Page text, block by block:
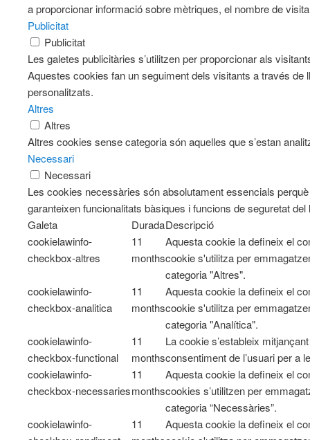
a proporcionar informació sobre mètriques, el nombre de
Publicitat
Publicitat
Les galetes publicitàries s’utilitzen per proporcionar als
Aquestes cookies fan un seguiment dels visitants a través
personalitzats.
Altres
Altres
Altres cookies sense categoria són aquelles que s’estan
Necessari
Necessari
Les cookies necessàries són absolutament essencials
garanteixen funcionalitats bàsiques i funcions de seguretat
Galeta
DuradaDescripció
cookielawinfo-
checkbox-altres
11
months
Aquesta cookie la defineix el
cookie s'utilitza per
categoria "Altres".
cookielawinfo-
checkbox-analitica
11
months
Aquesta cookie la defineix el
cookie s'utilitza per
categoria "Analítica".
cookielawinfo-
checkbox-functional
11
months
La cookie s’estableix
consentiment de l’usuari per a
cookielawinfo-
checkbox-necessaries
11
months
Aquesta cookie la defineix el
cookies s’utilitzen per
categoria “Necessàries”.
cookielawinfo-
11
Aquesta cookie la defineix el